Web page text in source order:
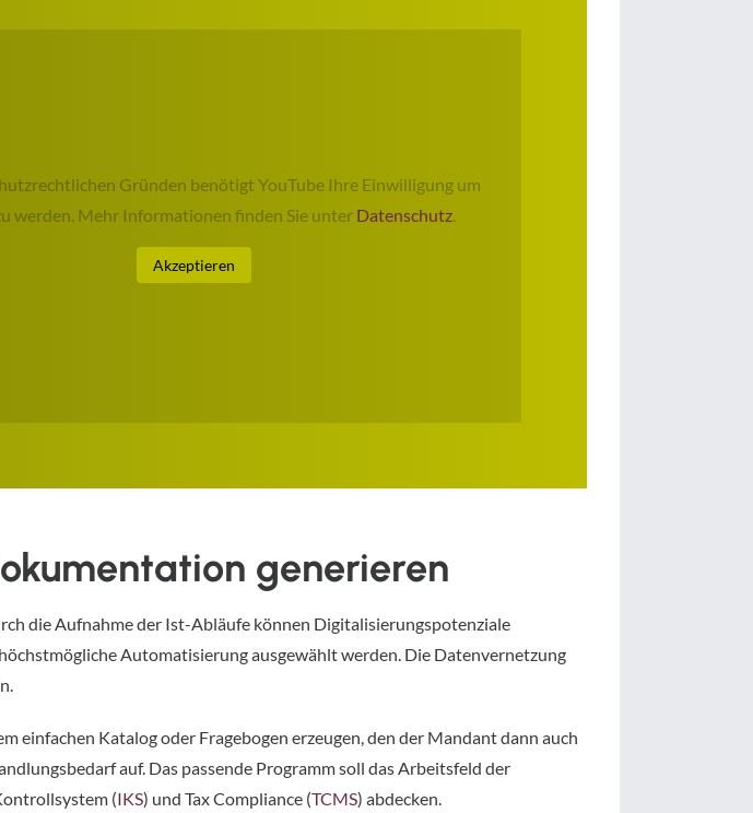
Gründen benötigt YouTube Ihre Einwilligung um
werden. Mehr Informationen finden Sie unter Datenschutz.
Akzeptieren
generieren
die Aufnahme der Ist-Abläufe können Digitalisierungspotenziale
Automatisierung ausgewählt werden. Die Datenvernetzung
einfachen Katalog oder Fragebogen erzeugen, den der Mandant dann auch
auf. Das passende Programm soll das Arbeitsfeld der
(IKS) und Tax Compliance (TCMS) abdecken.